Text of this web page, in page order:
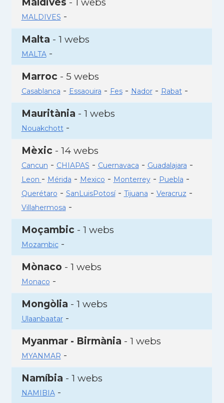
MALDIVES -
Malta - 1 webs
MALTA-
Marroc - 5 webs
Casablanca - Essaouira - Fes- Nador- Rabat-
Mauritània - 1 webs
Nouakchott-
Mèxic - 14 webs
Cancun - CHIAPAS - Cuernavaca - Guadalajara -
Leon - Mérida - Mexico - Monterrey- Puebla -
Querétaro - SanLuisPotosí- Tijuana - Veracruz -
Villahermosa -
Moçambic - 1 webs
Mozambic-
Mònaco - 1 webs
Monaco -
Mongòlia - 1 webs
Ulaanbaatar-
Myanmar - Birmània - 1 webs
MYANMAR -
Namíbia - 1 webs
NAMIBIA-